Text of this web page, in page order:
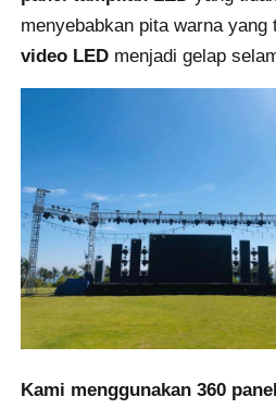
Dinding video LED COB
SMD LED Screen
Papan Tampilan LED Luar
Papan reklame luar ruangan
menyebabkan pita warna
video LED menjadi gelap
Kami menggunakan 360